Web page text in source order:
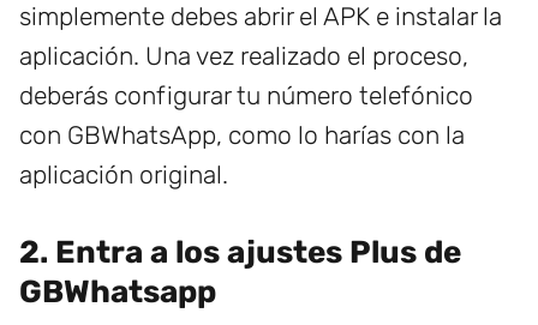
simplemente debes abrir el APK e instalar la
aplicación. Una vez realizado el proceso,
deberás configurar tu número telefónico
con GBWhatsApp, como lo harías con la
aplicación original.
2. Entra a los ajustes Plus de
GBWhatsapp